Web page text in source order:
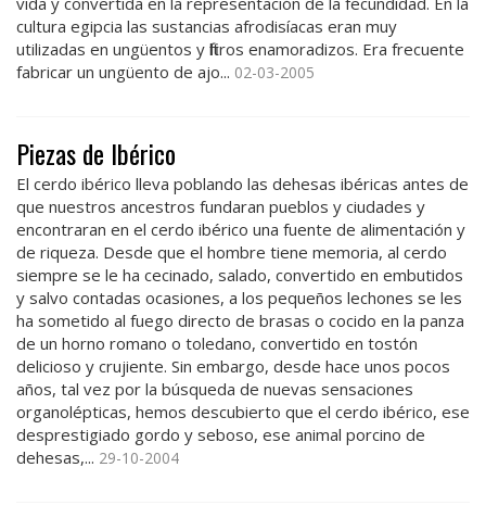
cultura egipcia las sustancias afrodisíacas eran muy
utilizadas en ungüentos y filtros enamoradizos. Era frecuente
fabricar un ungüento de ajo... 02-03-2005
Piezas de Ibérico
El cerdo ibérico lleva poblando las dehesas ibéricas antes de
que nuestros ancestros fundaran pueblos y ciudades y
encontraran en el cerdo ibérico una fuente de alimentación y
de riqueza. Desde que el hombre tiene memoria, al cerdo
siempre se le ha cecinado, salado, convertido en embutidos
y salvo contadas ocasiones, a los pequeños lechones se les
ha sometido al fuego directo de brasas o cocido en la panza
de un horno romano o toledano, convertido en tostón
delicioso y crujiente. Sin embargo, desde hace unos pocos
años, tal vez por la búsqueda de nuevas sensaciones
organolépticas, hemos descubierto que el cerdo ibérico, ese
desprestigiado gordo y seboso, ese animal porcino de
dehesas,... 29-10-2004